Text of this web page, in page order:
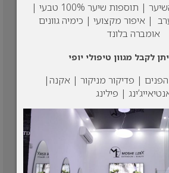
כל סוגי החלקות השיער | תוספות שיער 100% טבעי |
| איפור מקצועי | כימיה גוונים
אומברה בלונד
לקבל מגוון טיפולי יופי
הפנים | פדיקור מניקור | אקנה|
| פילינג